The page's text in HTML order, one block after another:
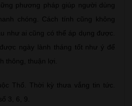
phương pháp giúp người dùng
chóng. Cách tính cũng không
như ai cũng có thể áp dụng được.
ngày lành tháng tốt như ý để
thông, thuận lợi.
Thổ. Thời kỳ thưa vắng tin tức.
3, 6, 9.